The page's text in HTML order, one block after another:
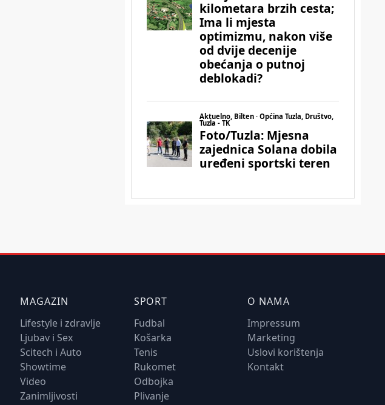
MAGAZIN
Lifestyle i zdravlje
Ljubav i Sex
Scitech i Auto
Showtime
Video
Zanimljivosti
SPORT
Fudbal
Košarka
Tenis
Rukomet
Odbojka
Plivanje
O NAMA
Impressum
Marketing
Uslovi korištenja
Kontakt